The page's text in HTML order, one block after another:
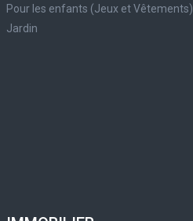
Pour les enfants (Jeux et Vêtements)
Jardin